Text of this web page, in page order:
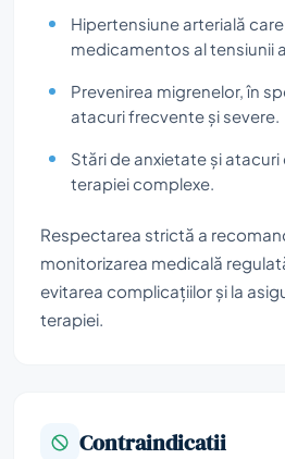
Hipertensiune arterială
medicamentos al tensiunii
Prevenirea migrenelor, în
atacuri frecvente și severe.
Stări de anxietate și
terapiei complexe.
Respectarea strictă a
monitorizarea medicală
evitarea complicațiilor și la
terapiei.
Contraindicatii